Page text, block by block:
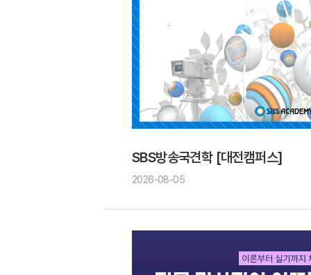
SBS방송국견학 [대전캠퍼스]
2026-08-05